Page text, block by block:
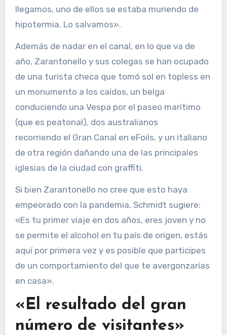
llegamos, uno de ellos se estaba muriendo de
hipotermia. Lo salvamos».
Además de nadar en el canal, en lo que va de
año, Zarantonello y sus colegas se han ocupado
de una turista checa que tomó sol en topless en
un monumento a los caídos, un belga
conduciendo una Vespa por el paseo marítimo
(que es peatonal), dos australianos
recorriendo el Gran Canal en eFoils, y un italiano
de otra región dañando una de las principales
iglesias de la ciudad con graffiti.
Si bien Zarantonello no cree que esto haya
empeorado con la pandemia, Schmidt sugiere:
«Es tu primer viaje en dos años, eres joven y no
se permite el alcohol en tu país de origen, estás
aquí por primera vez y es posible que participes
de un comportamiento del que te avergonzarías
en casa».
«El resultado del gran
número de visitantes»